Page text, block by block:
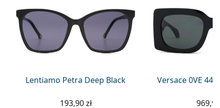
Lentiamo Petra Deep Black
193,90 zł
Versace 0VE